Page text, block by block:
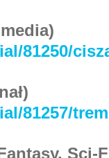
81250/
81257/
Sci-